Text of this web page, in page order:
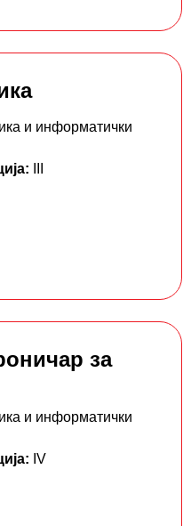
и информатички
за
и информатички
IV